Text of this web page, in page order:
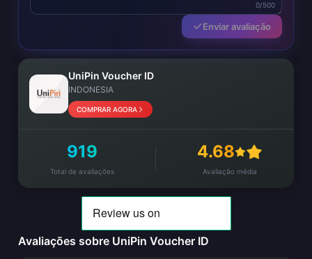
0/500
Enviar avaliação
UniPin Voucher ID
INDONESIA
COMPRAR AGORA
919
Total de avaliações
4.68
Avaliação média
Avaliações sobre UniPin Voucher ID